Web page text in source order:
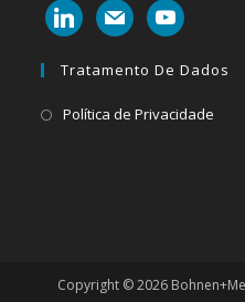
linkedinmail youtube
Tratamento De Dados
Política de Privacidade
Copyright © 2026